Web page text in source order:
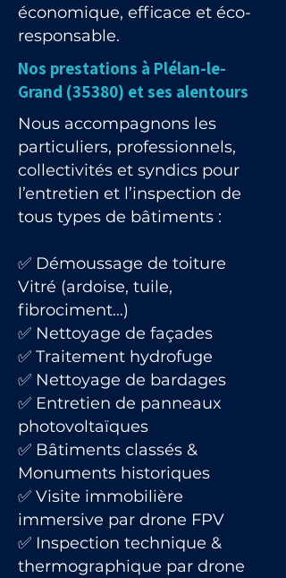
économique, efficace et éco-
responsable.
Nos prestations à Plélan-le-
Grand (35380) et ses alentours
Nous accompagnons les
particuliers, professionnels,
collectivités et syndics pour
l’entretien et l’inspection de
tous types de bâtiments :
✅ Démoussage de toiture
Vitré (ardoise, tuile,
fibrociment…)
✅ Nettoyage de façades
✅ Traitement hydrofuge
✅ Nettoyage de bardages
✅ Entretien de panneaux
photovoltaïques
✅ Bâtiments classés &
Monuments historiques
✅ Visite immobilière
immersive par drone FPV
✅ Inspection technique &
thermographique par drone